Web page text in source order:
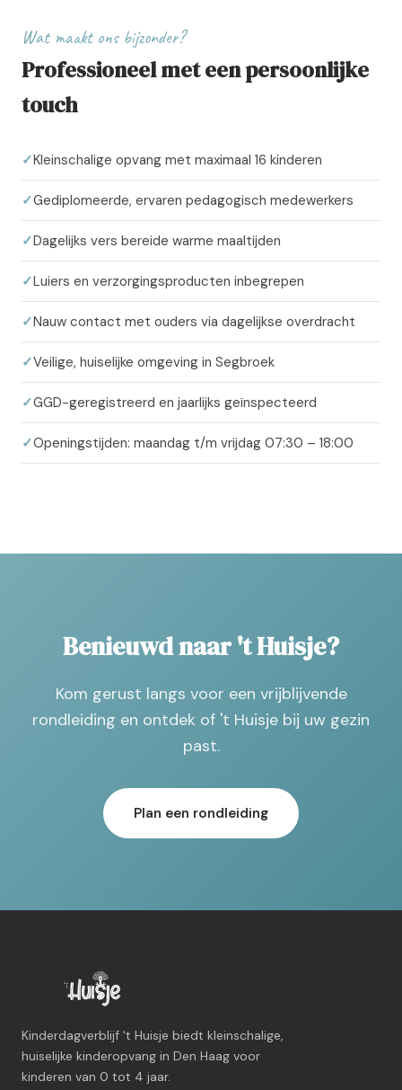
Wat maakt ons bijzonder?
Professioneel met een persoonlijke
touch
Kleinschalige opvang met maximaal 16 kinderen
Gediplomeerde, ervaren pedagogisch medewerkers
Dagelijks vers bereide warme maaltijden
Luiers en verzorgingsproducten inbegrepen
Nauw contact met ouders via dagelijkse overdracht
Veilige, huiselijke omgeving in Segbroek
GGD-geregistreerd en jaarlijks geïnspecteerd
Openingstijden: maandag t/m vrijdag 07:30 – 18:00
Benieuwd naar 't Huisje?
Kom gerust langs voor een vrijblijvende
rondleiding en ontdek of 't Huisje bij uw gezin
past.
Plan een rondleiding
Kinderdagverblijf 't Huisje biedt kleinschalige,
huiselijke kinderopvang in Den Haag voor
kinderen van 0 tot 4 jaar.